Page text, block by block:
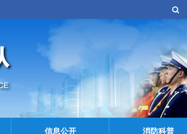
信息公开 消防科普